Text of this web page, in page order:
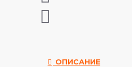
ОПИСАНИЕ